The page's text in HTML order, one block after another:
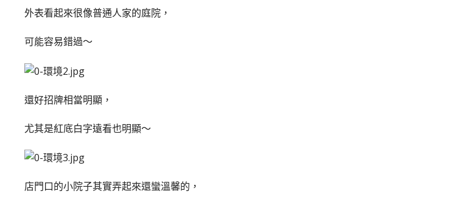
外表看起來很像普通人家的庭院，
可能容易錯過～
還好招牌相當明顯，
尤其是紅底白字遠看也明顯～
店門口的小院子其實弄起來還蠻溫馨的，